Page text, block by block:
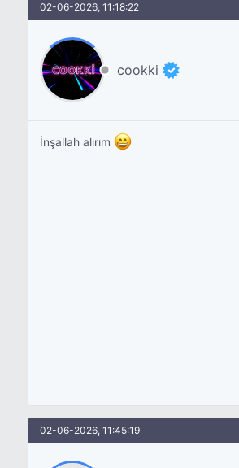
02-06-2026, 11:18:22
cookki
İnşallah alırım
02-06-2026, 11:45:19